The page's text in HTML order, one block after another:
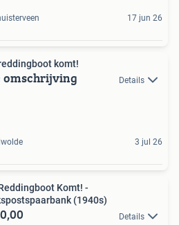
17 jun 26
komt!
omschrijving Details
3 jul 26
Komt! -
(1940s)
Details